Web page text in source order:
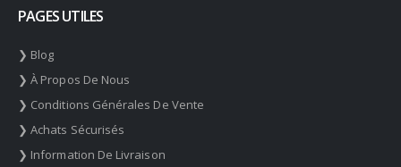
PAGES UTILES
❯ Blog
❯ À Propos De Nous
❯ Conditions Générales De Vente
❯ Achats Sécurisés
❯ Information De Livraison